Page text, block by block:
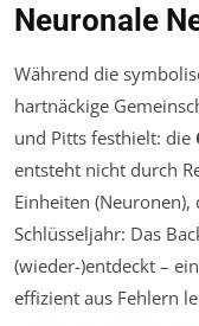
Neuronale
Während die
hartnäckige
und Pitts festhielt: die
entsteht nicht durch
Einheiten
Schlüsseljahr: Das
(wieder-)entdeckt –
effizient aus Fehlern